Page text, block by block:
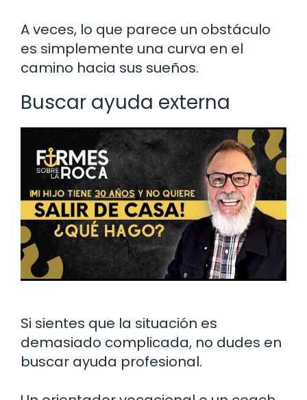
A veces, lo que parece un obstáculo
es simplemente una curva en el
camino hacia sus sueños.
Buscar ayuda externa
Si sientes que la situación es
demasiado complicada, no dudes en
buscar ayuda profesional.